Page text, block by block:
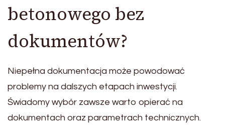
betonowego bez
dokumentów?
Niepełna dokumentacja może powodować
problemy na dalszych etapach inwestycji.
Świadomy wybór zawsze warto opierać na
dokumentach oraz parametrach technicznych.